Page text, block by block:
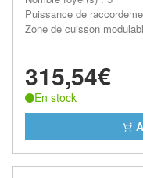
Puissance de
Zone de cuisson
315,54€
En stock